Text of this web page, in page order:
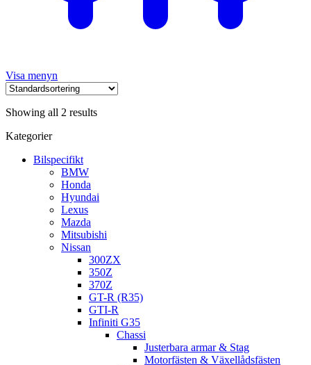
Visa menyn
Showing all 2 results
Kategorier
Bilspecifikt
BMW
Honda
Hyundai
Lexus
Mazda
Mitsubishi
Nissan
300ZX
350Z
370Z
GT-R (R35)
GTI-R
Infiniti G35
Chassi
Justerbara armar & Stag
Motorfästen & Växellådsfästen